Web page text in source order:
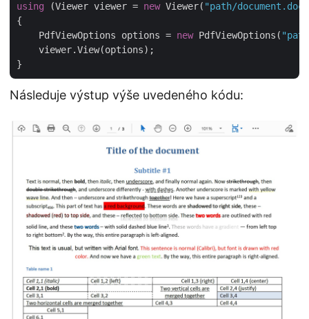
using (Viewer viewer = new Viewer( "path/
{
    PdfViewOptions options =
new PdfViewOptions(
    viewer.View(options);
Následuje výstup výše uvedeného kódu: